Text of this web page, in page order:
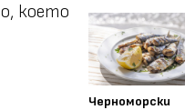
което
Черноморски